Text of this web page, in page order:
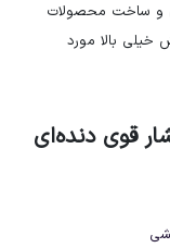
و ساخت محصولات
خیلی بالا مورد
قوی دنده‌ای